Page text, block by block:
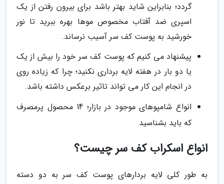
گردد؛ بنابراین شاید بهتر باشد برای بیرون رفتن از یک
اسپری ضد آفتاب مخصوص موها بهره ببرید تا نور
خورشید به پوست کف سر آسیب نرساند.
پیشنهاد می کنیم که پوست کف سر خود را بیش از یک
یا دو بار در هفته لایه برداری نکنید؛ چرا که زیاده روی
در انجام این کار می تواند تاثیر برعکس داشته باشد.
انواع شامپوهای موجود در بازار؛ 14 محصول پرمصرف
که باید بشناسید
انواع اسکراب کف سر چیست؟
به طور کلی لایه بردارهای پوست کف سر به دو دسته